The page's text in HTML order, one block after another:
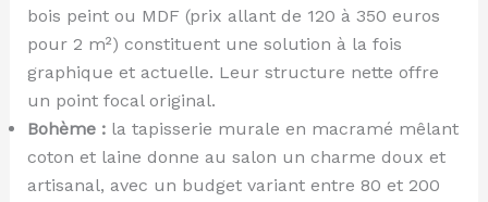
bois peint ou MDF (prix allant de 120 à 350 euros
pour 2 m²) constituent une solution à la fois
graphique et actuelle. Leur structure nette offre
un point focal original.
Bohème :la tapisserie murale en macramé mêlant
coton et laine donne au salon un charme doux et
artisanal, avec un budget variant entre 80 et 200